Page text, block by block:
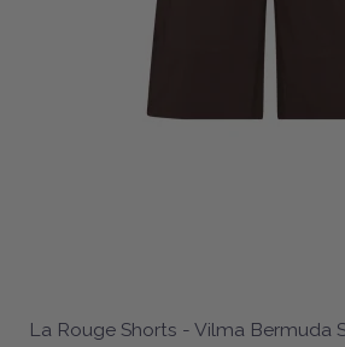
La Rouge Shorts - Vilma Bermuda